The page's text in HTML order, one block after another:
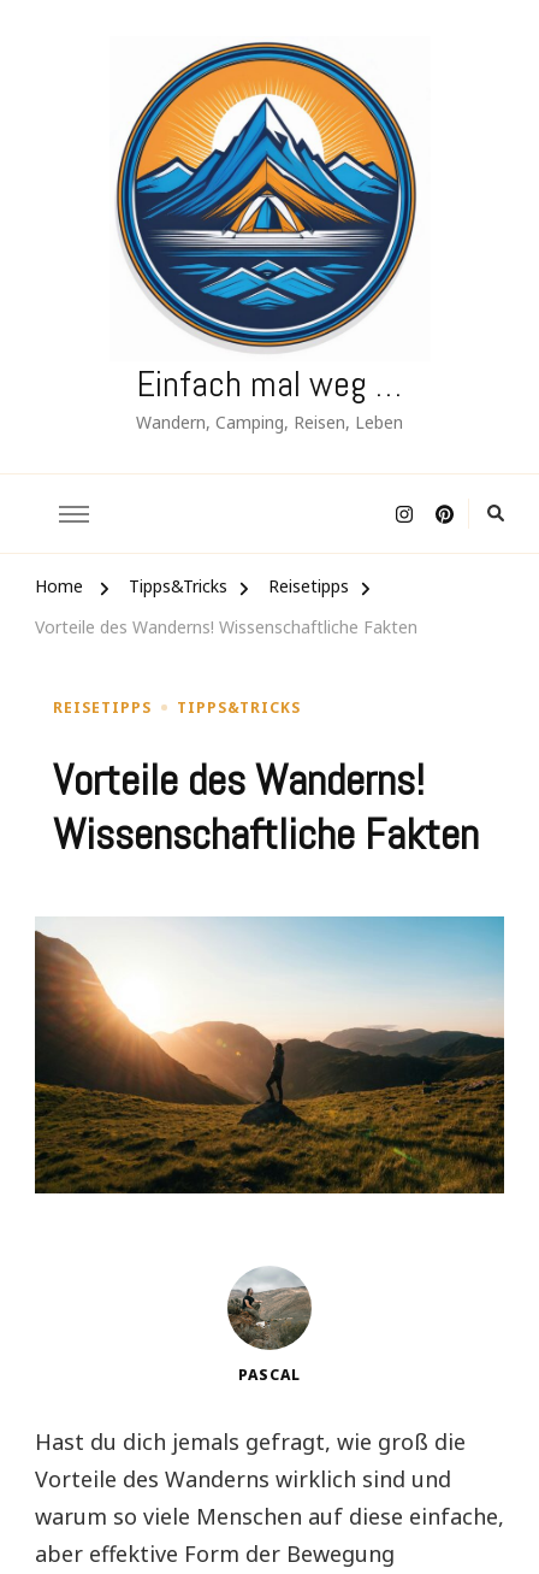
Einfach mal weg …
Wandern, Camping, Reisen, Leben
Home Tipps&Tricks
Reisetipps
Vorteile des Wanderns! Wissenschaftliche Fakten
REISETIPPS TIPPS&TRICKS
Vorteile des Wanderns!
Wissenschaftliche Fakten
PASCAL
Hast du dich jemals gefragt, wie groß die
Vorteile des Wanderns wirklich sind und
warum so viele Menschen auf diese einfache,
aber effektive Form der Bewegung